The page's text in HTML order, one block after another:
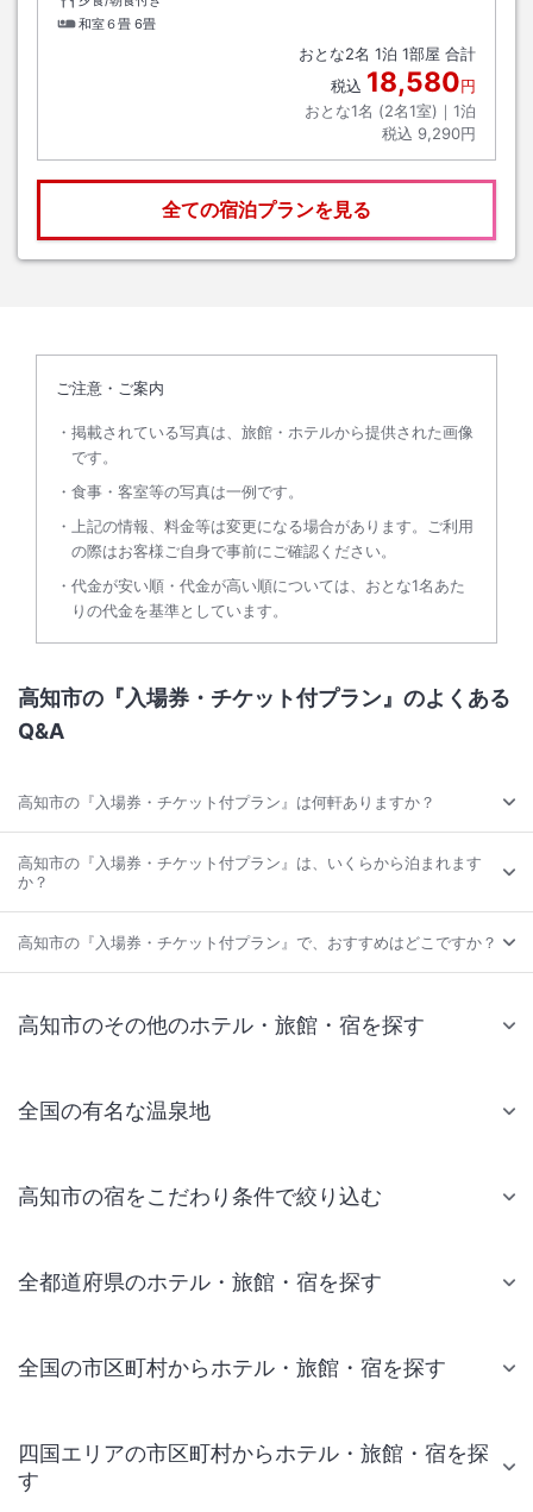
和室６畳 6畳
おとな2名 1泊 1部屋 合計
税込 18,580円
おとな1名 (2名1室)｜ 1泊
税込 9,290円
全ての宿泊プランを見る
ご注意・ご案内
掲載されている写真は、旅館・ホテルから提供された画像
です。
食事・客室等の写真は一例です。
上記の情報、料金等は変更になる場合があります。ご利用
の際はお客様ご自身で事前にご確認ください。
代金が安い順・代金が高い順については、おとな1名あた
りの代金を基準としています。
高知市の『入場券・チケット付プラン』のよくある
Q&A
高知市の『入場券・チケット付プラン』は何軒ありますか？
高知市の『入場券・チケット付プラン』は、いくらから泊まれます
か？
高知市の『入場券・チケット付プラン』で、おすすめはどこですか？
高知市のその他のホテル・旅館・宿を探す
全国の有名な温泉地
高知市の宿をこだわり条件で絞り込む
全都道府県のホテル・旅館・宿を探す
全国の市区町村からホテル・旅館・宿を探す
四国エリアの市区町村からホテル・旅館・宿を探
す